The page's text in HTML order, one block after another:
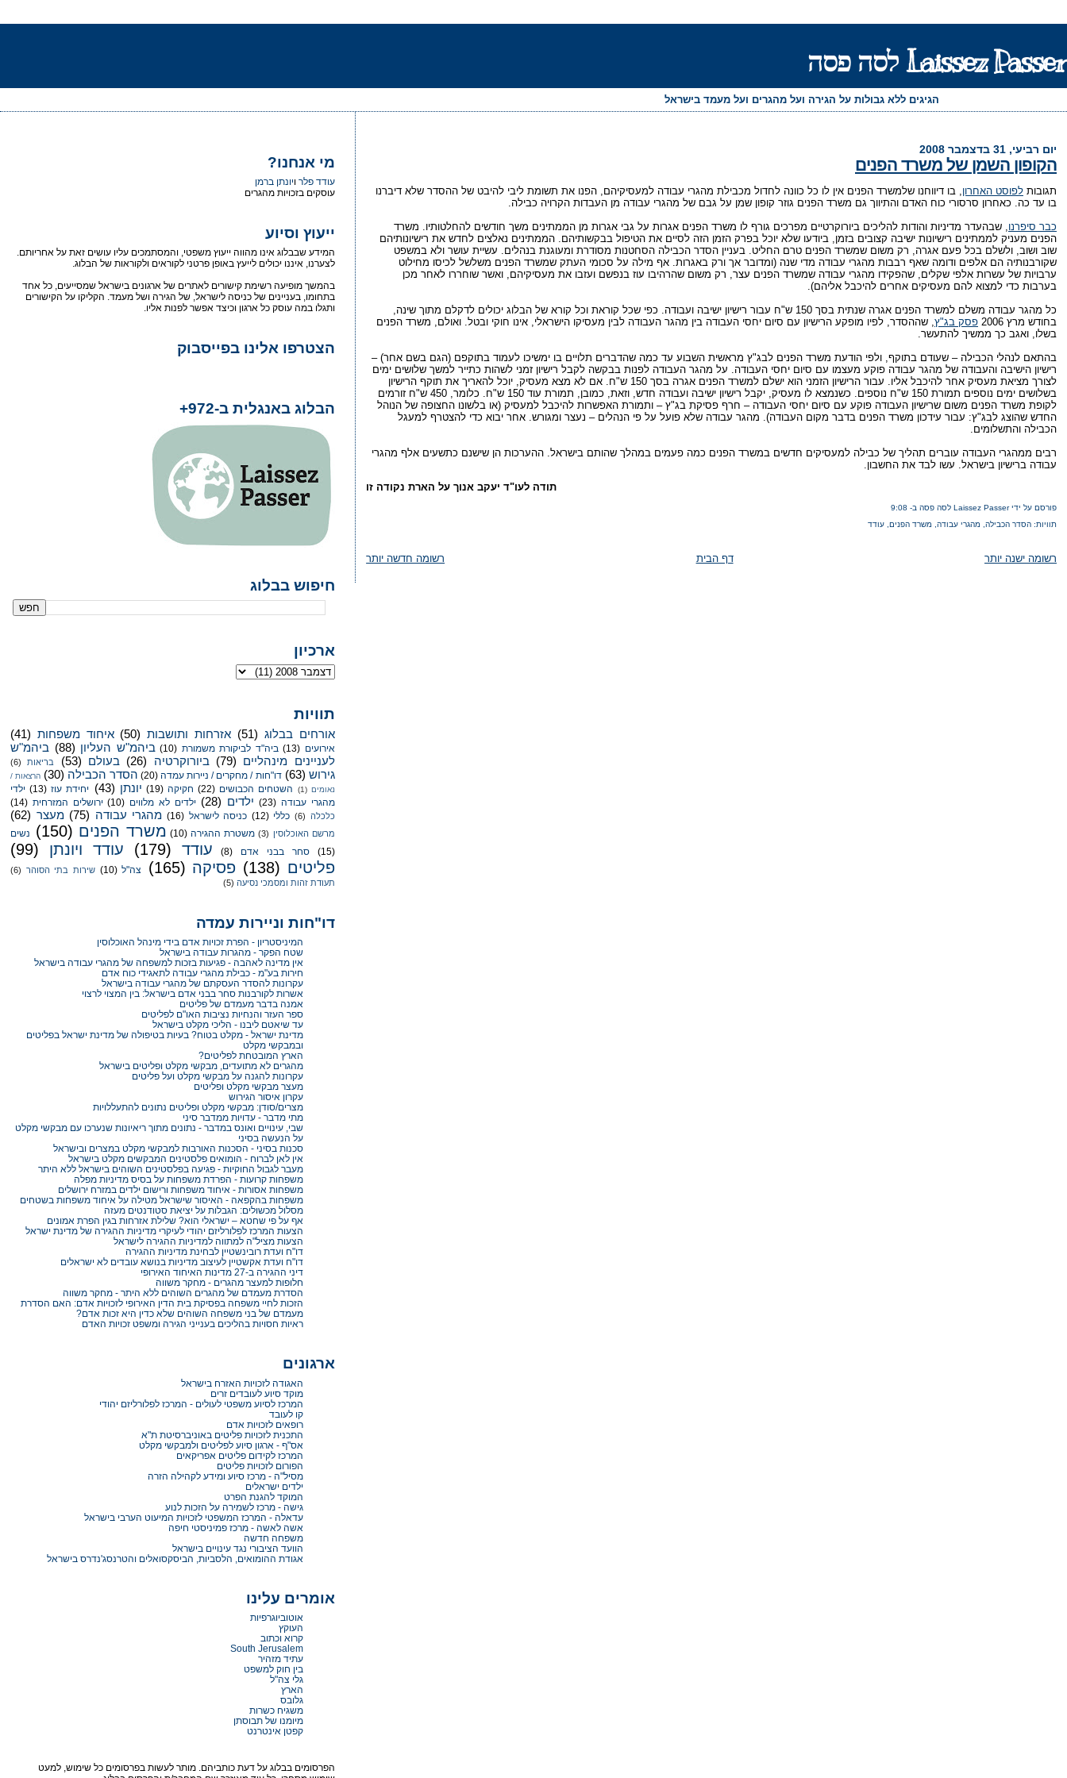
Laissez Passer לסה פסה
הגיגים ללא גבולות על הגירה ועל מהגרים ועל מעמד בישראל
יום רביעי, 31 בדצמבר 2008
הקופון השמן של משרד הפנים
תגובות לפוסט האחרון, בו דיווחנו שלמשרד הפנים אין לו כל כוונה לחדול מכבילת מהגרי עבודה למעסיקיהם, הפנו את תשומת ליבי להיבט של ההסדר שלא דיברנו
בו עד כה. כאחרון סרסורי כוח האדם והתיווך גם משרד הפנים גוזר קופון שמן על גבם של מהגרי עבודה מן העבדות הקרויה כבילה.
כבר סיפרנו, שבהעדר מדיניות והודות להליכים ביורוקרטיים מפרכים גורף לו משרד הפנים אגרות על גבי אגרות מן הממתינים משך חודשים להחלטותיו. משרד
הפנים מעניק לממתינים רישיונות ישיבה קצובים בזמן, ביודעו שלא יוכל בפרק הזמן הזה לסיים את הטיפול בבקשותיהם. הממתינים נאלצים לחדש את רישיונותיהם
שוב ושוב, ולשלם בכל פעם אגרה, רק משום שמשרד הפנים טרם החליט. בעניין הסדר הכבילה הסחטנות מסודרת ומעוגנת בנהלים. עשיית עושר ולא במשפט
שקורבנותיה הם אלפים ודומה שאף רבבות מהגרי עבודה מדי שנה (ומדובר אך ורק באגרות. אף מילה על סכומי העתק שמשרד הפנים משלשל לכיסו מחילוט
ערבויות של עשרות אלפי שקלים, שהפקידו מהגרי עבודה שמשרד הפנים עצר, רק משום שהרהיבו עוז בנפשם ועזבו את מעסיקיהם, ואשר שוחררו לאחר מכן
בערבות כדי למצוא להם מעסיקים אחרים להיכבל אליהם).
כל מהגר עבודה משלם למשרד הפנים אגרה שנתית בסך 150 ש"ח עבור רישיון ישיבה ועבודה. כפי שכל קוראת וכל קורא של הבלוג יכולים לדקלם מתוך שינה,
בחודש מרץ 2006
פסק בג"ץ, שההסדר, לפיו מופקע הרישיון עם סיום יחסי העבודה בין מהגר העבודה לבין מעסיקו הישראלי, אינו חוקי ובטל. ואולם, משרד הפנים
בשלו, ואגב כך ממשיך להתעשר.
בהתאם לנהלי הכבילה – שעודם בתוקף, ולפי הודעת משרד הפנים לבג"ץ מראשית השבוע עד כמה שהדברים תלויים בו ימשיכו לעמוד בתוקפם (הגם בשם אחר) –
רישיון הישיבה והעבודה של מהגר עבודה פוקע מעצמו עם סיום יחסי העבודה. על מהגר העבודה לפנות בבקשה לקבל רישיון זמני לשהות כתייר למשך שלושים ימים
לצורך מציאת מעסיק אחר להיכבל אליו. עבור הרישיון הזמני הוא ישלם למשרד הפנים אגרה בסך 150 ש"ח. אם לא מצא מעסיק, יוכל להאריך את תוקף הרישיון
בשלושים ימים נוספים תמורת 150 ש"ח נוספים. כשנמצא לו מעסיק, יקבל רישיון ישיבה ועבודה חדש, וזאת, כמובן, תמורת עוד 150 ש"ח. כלומר, 450 ש"ח זורמים
לקופת משרד הפנים משום שרישיון העבודה פוקע עם סיום יחסי העבודה – חרף פסיקת בג"ץ – ותמורת האפשרות להיכבל למעסיק (או בלשונו החצופה של הנוהל
החדש שהוצג לבג"ץ: עבור עידכון משרד הפנים בדבר מקום העבודה). מהגר עבודה שלא פועל על פי הנהלים – נעצר ומגורש. אחר יבוא כדי להצטרף למעגל
הכבילה והתשלומים.
רבים ממהגרי העבודה עוברים תהליך של כבילה למעסיקים חדשים במשרד הפנים כמה פעמים במהלך שהותם בישראל. ההערכות הן שישנם כתשעים אלף מהגרי
עבודה ברישיון בישראל. עשו לבד את החשבון.
תודה לעו"ד יעקב אנוך על הארת נקודה זו
פורסם על ידי Laissez Passer לסה פסה ב- 9:08
תוויות: הסדר הכבילה, מהגרי עבודה, משרד הפנים, עודד
רשומה חדשה יותר רשומה ישנה יותר דף הבית
מי אנחנו?
עודד פלר ויונתן ברמן
עוסקים בזכויות מהגרים
ייעוץ וסיוע
המידע שבבלוג אינו מהווה ייעוץ משפטי, והמסתמכים עליו עושים זאת על אחריותם.
לצערנו, איננו יכולים לייעץ באופן פרטני לקוראים ולקוראות של הבלוג.
בהמשך מופיעה רשימת קישורים לאתרים של ארגונים בישראל שמסייעים, כל אחד
בתחומו, בעניינים של כניסה לישראל, של הגירה ושל מעמד. הקליקו על הקישורים
ותגלו במה עוסק כל ארגון וכיצד אפשר לפנות אליו.
הצטרפו אלינו בפייסבוק
הבלוג באנגלית ב-972+
חיפוש בבלוג
ארכיון
תוויות
אורחים בבלוג (51) אזרחות ותושבות (50) איחוד משפחות (41)
אירועים (13) ביה"ד לביקורת משמורת (10) ביהמ"ש העליון (88) ביהמ"ש
לעניינים מינהליים
(79) ביורוקרטיה (26) בעולם (53) בריאות (6)
גירוש (63) דו"חות / מחקרים / ניירות עמדה (20) הסדר הכבילה (30) הרצאות /
נאומים (1) השטחים הכבושים (22) חקיקה (19) יונתן (43) יחידת עוז (13) ילדי
מהגרי עבודה (23) ילדים (28) ילדים לא מלווים (10) ירושלים המזרחית (14)
כלכלה (6) כללי (12) כניסה לישראל (16) מהגרי עבודה (75) מעצר (62)
מרשם האוכלוסין (3) משטרת ההגירה (10) משרד הפנים (150)
נשים
(15)
סחר בבני אדם (8) עודד (179) עודד ויונתן
(99)
פליטים (138) פסיקה (165) צה"ל (10) שירות בתי הסוהר (6)
תעודת זהות ומסמכי נסיעה (5)
דו"חות וניירות עמדה
המיניסטריון - הפרת זכויות אדם בידי מינהל האוכלוסין
שטח הפקר - מהגרות עבודה בישראל
אין מדינה לאהבה - פגיעות בזכות למשפחה של מהגרי עבודה בישראל
חירות בע"מ - כבילת מהגרי עבודה לתאגידי כוח אדם
עקרונות להסדר העסקתם של מהגרי עבודה בישראל
אשרות לקורבנות סחר בבני אדם בישראל: בין המצוי לרצוי
אמנה בדבר מעמדם של פליטים
ספר העזר והנחיות נציבות האו"ם לפליטים
עד שיאטם ליבנו - הליכי מקלט בישראל
מדינת ישראל - מקלט בטוח? בעיות בטיפולה של מדינת ישראל בפליטים
ובמבקשי מקלט
הארץ המובטחת לפליטים?
מהגרים לא מתועדים, מבקשי מקלט ופליטים בישראל
עקרונות להגנה על מבקשי מקלט ועל פליטים
מעצר מבקשי מקלט ופליטים
עקרון איסור הגירוש
מצרים/סודן: מבקשי מקלט ופליטים נתונים להתעללויות
מתי מדבר - עדויות ממדבר סיני
שבי, עינויים ואונס במדבר - נתונים מתוך ריאיונות שנערכו עם מבקשי מקלט
על הנעשה בסיני
סכנות בסיני - הסכנות האורבות למבקשי מקלט במצרים ובישראל
אין לאן לברוח - הומואים פלסטינים המבקשים מקלט בישראל
מעבר לגבול החוקיות - פגיעה בפלסטינים השוהים בישראל ללא היתר
משפחות קרועות - הפרדת משפחות על בסיס מדיניות מפלה
משפחות אסורות - איחוד משפחות ורישום ילדים במזרח ירושלים
משפחות בהקפאה - האיסור שישראל מטילה על איחוד משפחות בשטחים
מסלול מכשולים: הגבלות על יציאת סטודנטים מעזה
אף על פי שחטא – ישראלי הוא? שלילת אזרחות בגין הפרת אמונים
הצעות המרכז לפלורליזם יהודי לעיקרי מדיניות ההגירה של מדינת ישראל
הצעות מציל"ה למתווה למדיניות ההגירה לישראל
דו"ח ועדת רובינשטיין לבחינת מדיניות ההגירה
דו"ח ועדת אקשטיין לעיצוב מדיניות בנושא עובדים לא ישראלים
דיני ההגירה ב-27 מדינות האיחוד האירופי
חלופות למעצר מהגרים - מחקר משווה
הסדרת מעמדם של מהגרים השוהים ללא היתר - מחקר משווה
הזכות לחיי משפחה בפסיקת בית הדין האירופי לזכויות אדם: האם הסדרת
מעמדם של בני משפחה השוהים שלא כדין היא זכות אדם?
ראיות חסויות בהליכים בענייני הגירה ומשפט זכויות האדם
ארגונים
האגודה לזכויות האזרח בישראל
מוקד סיוע לעובדים זרים
המרכז לסיוע משפטי לעולים - המרכז לפלורליזם יהודי
קו לעובד
רופאים לזכויות אדם
התכנית לזכויות פליטים באוניברסיטת ת"א
אס"ף - ארגון סיוע לפליטים ולמבקשי מקלט
המרכז לקידום פליטים אפריקאים
הפורום לזכויות פליטים
מסיל"ה - מרכז סיוע ומידע לקהילה הזרה
ילדים ישראלים
המוקד להגנת הפרט
גישה - מרכז לשמירה על הזכות לנוע
עדאלה - המרכז המשפטי לזכויות המיעוט הערבי בישראל
אשה לאשה - מרכז פמיניסטי חיפה
משפחה חדשה
הוועד הציבורי נגד עינויים בישראל
אגודת ההומואים, הלסביות, הביסקסואלים והטרנסג'נדרס בישראל
אומרים עלינו
אוטוביוגרפיות
העוקץ
קרוא וכתוב
South Jerusalem
עתיד מזהיר
בין חוק למשפט
גלי צה"ל
הארץ
גלובס
משגיח כשרות
מיומנו של תבוסתן
קפטן אינטרנט
הפרסומים בבלוג על דעת כותביהם. מותר לעשות בפרסומים כל שימוש, למעט